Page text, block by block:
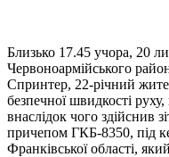
Близько 17.45 учора, 20
Червоноармійського
Спринтер, 22-річний
безпечної швидкості
внаслідок чого здійснив
причепом ГКБ-8350, під
Франківської області,